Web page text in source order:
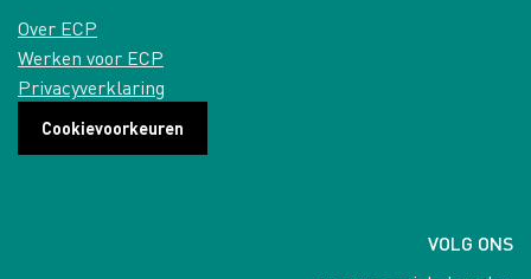
Over ECP
Werken voor ECP
Privacyverklaring
Cookievoorkeuren
VOLG ONS